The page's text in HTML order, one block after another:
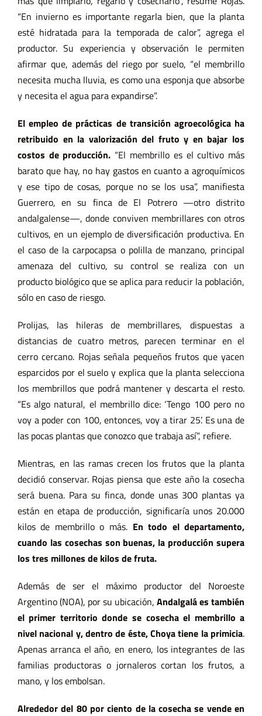
“En invierno es importante regarla bien, que la planta
esté hidratada para la temporada de calor”, agrega el
productor. Su experiencia y observación le permiten
afirmar que, además del riego por suelo, “el membrillo
necesita mucha lluvia, es como una esponja que absorbe
y necesita el agua para expandirse”.
El empleo de prácticas de transición agroecológica ha
retribuido en la valorización del fruto y en bajar los
costos de producción. “El membrillo es el cultivo más
barato que hay, no hay gastos en cuanto a agroquímicos
y ese tipo de cosas, porque no se los usa”, manifiesta
Guerrero, en su finca de El Potrero —otro distrito
andalgalense—, donde conviven membrillares con otros
cultivos, en un ejemplo de diversificación productiva. En
el caso de lacarpocapsa o polilla de manzano, principal
amenaza del cultivo, su control se realiza con un
producto biológico que se aplica para reducir la población,
sólo en caso de riesgo.
Prolijas, las hileras de membrillares, dispuestas a
distancias de cuatro metros, parecen terminar en el
cerro cercano. Rojas señala pequeños frutos que yacen
esparcidos por el suelo y explica que la planta selecciona
los membrillos que podrá mantener y descarta el resto.
“Es algo natural, el membrillo dice: ‘Tengo 100 pero no
voy a poder con 100, entonces, voy a tirar 25’. Es una de
las pocas plantas que conozco que trabaja así”, refiere.
Mientras, en las ramas crecen los frutos que la planta
decidió conservar. Rojas piensa que este año la cosecha
será buena. Para su finca, donde unas 300 plantas ya
están en etapa de producción, significaría unos 20.000
kilos de membrillo o más. En todo el departamento,
cuando las cosechas son buenas, la producción supera
los tres millones de kilos de fruta.
Además de ser el máximo productor del Noroeste
Argentino (NOA), por su ubicación,Andalgalá es también
el primer territorio donde se cosecha el membrillo a
nivel nacional y, dentro de éste, Choya tiene la primicia.
Apenas arranca el año, en enero, los integrantes de las
familias productoras o jornaleros cortan los frutos, a
mano, y los embolsan.
Alrededor del 80 por ciento de la cosecha se vende en